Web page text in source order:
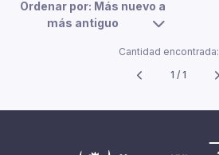
Ordenar por: Más nuevo a
más antiguo
Cantidad encontrada:
1 / 1